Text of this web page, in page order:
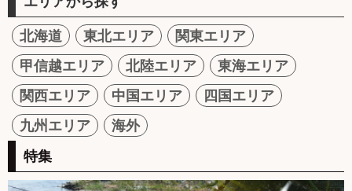
北海道 東北エリア
関東エリア
甲信越エリア
北陸エリア
東海エリア
関西エリア
中国エリア
四国エリア
九州エリア
海外
特集